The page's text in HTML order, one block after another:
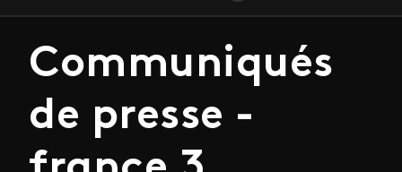
Communiqués
de presse -